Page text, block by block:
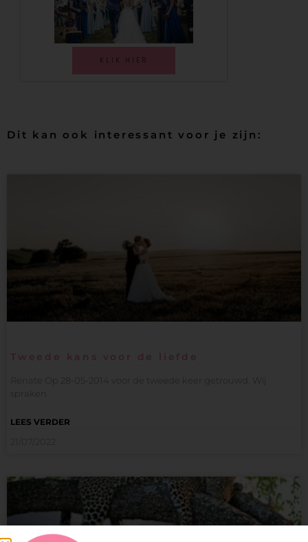
KLIK HIER
Dit kan ook interessant voor je zijn:
Tweede kans voor de liefde
Renate Op 28-05-2014 voor de tweede keer getrouwd. Wij
spraken
LEES VERDER